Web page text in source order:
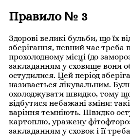
Правило № 3
Здорові великі бульби, що їх
зберігання, певний час треба
прохолодному місці (до
закладанням у сховище вони
остудилися. Цей період
називається лікувальним.
охолоджувати швидко, тому
відбутися небажані зміни:
варіння темніють. Швидко
картоплю, уражену
закладанням у сховок і її